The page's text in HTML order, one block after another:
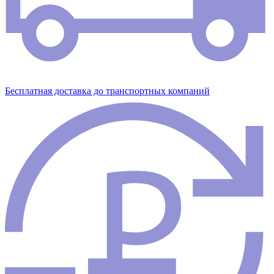
Бесплатная доставка до транспортных компаний